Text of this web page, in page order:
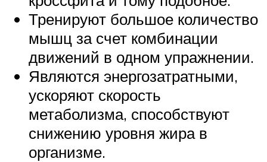
Тренируют большое количество
мышц за счет комбинации
движений в одном упражнении.
Являются энергозатратными,
ускоряют скорость
метаболизма, способствуют
снижению уровня жира в
организме.